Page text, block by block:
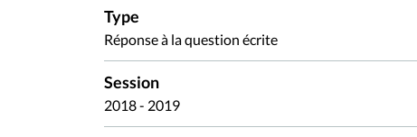
Type
Réponse à la question écrite
Session
2018 - 2019